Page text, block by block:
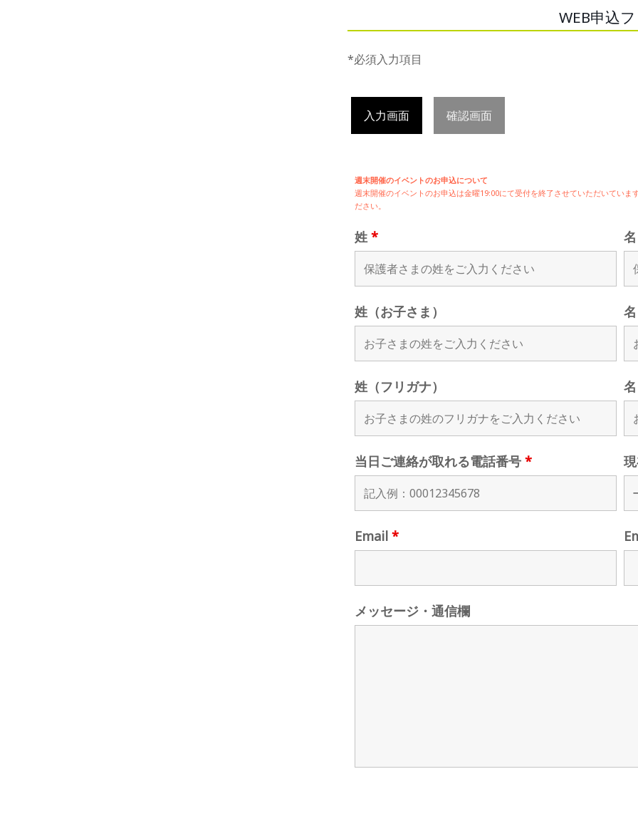
WEB申込
*必須入力項目
入力画面 確認画面
週末開催のイベントのお申込について
週末開催のイベントのお申込は金曜19:00にて受付を終了させていただいていま
ださい。
姓 *
姓（お子さま）
姓（フリガナ）
当日ご連絡が取れる電話番号 *
Email *
メッセージ・通信欄